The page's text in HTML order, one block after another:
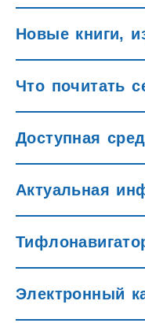
Новые книги,
Что почитать
Доступная
Актуальная
Электронный